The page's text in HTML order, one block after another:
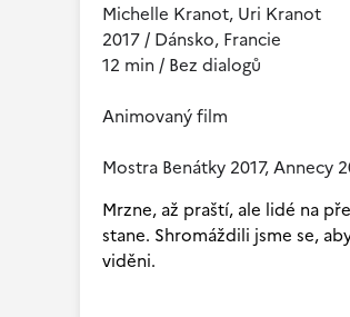
Michelle Kranot, Uri Kranot
2017 / Dánsko, Francie
12 min / Bez dialogů
Animovaný film
Mostra Benátky 2017, Annecy
Mrzne, až praští, ale lidé na
stane. Shromáždili jsme se,
viděni.